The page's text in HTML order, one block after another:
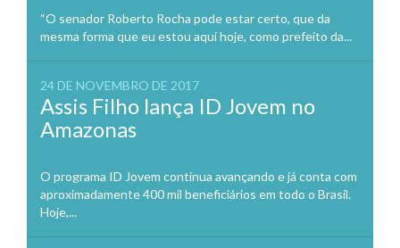
“O senador Roberto Rocha pode estar certo, que da
mesma forma que eu estou aqui hoje, como prefeito da...
24 DE NOVEMBRO DE 2017
Assis Filho lança ID Jovem no
Amazonas
O programa ID Jovem continua avançando e já conta com
aproximadamente 400 mil beneficiários em todo o Brasil.
Hoje,...